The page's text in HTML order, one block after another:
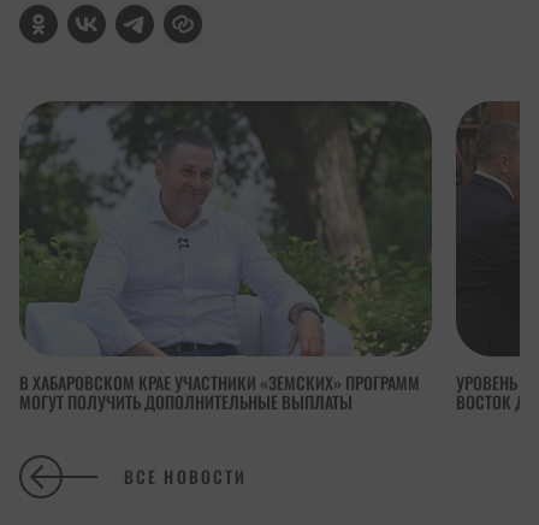
В ХАБАРОВСКОМ КРАЕ УЧАСТНИКИ «ЗЕМСКИХ» ПРОГРАММ
МОГУТ ПОЛУЧИТЬ ДОПОЛНИТЕЛЬНЫЕ ВЫПЛАТЫ
УРОВЕНЬ
ВОСТОК
ВСЕ НОВОСТИ